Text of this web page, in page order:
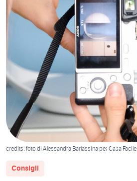
credits: foto di Alessandra Barlassina per Casa Facile
1 / 1
Consigli